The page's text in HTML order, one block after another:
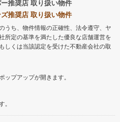
推奨店 取り扱い物件
推奨店 取り扱い物件
うち、物件情報の正確性、法令遵守、ヤ
所定の基準を満たした優良な店舗運営を
しくは当該認定を受けた不動産会社の取
プアップが開きます。